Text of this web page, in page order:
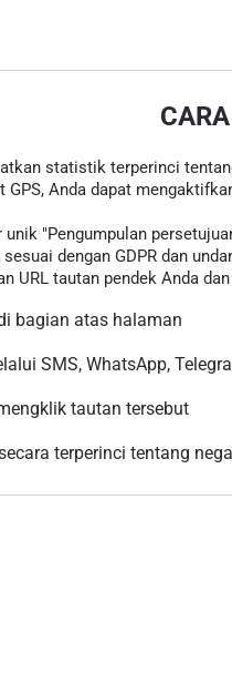
statistik terperinci
Anda dapat
"Pengumpulan
dengan GDPR dan
URL tautan pendek Anda
bagian atas halaman
SMS, WhatsApp,
tautan tersebut
terperinci tentang